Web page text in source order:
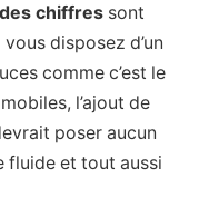
chiffres sont
disposez d’un
comme c’est le
l’ajout de
poser aucun
fluide et tout aussi